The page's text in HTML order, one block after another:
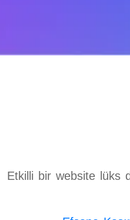
Etkilli bir website lüks